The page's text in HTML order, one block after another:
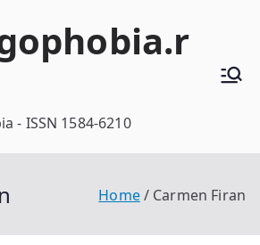
- ISSN 1584-6210
Home Carmen Firan